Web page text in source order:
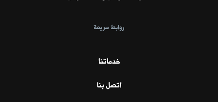
روابط سريعة
خدماتنا
اتصل بنا